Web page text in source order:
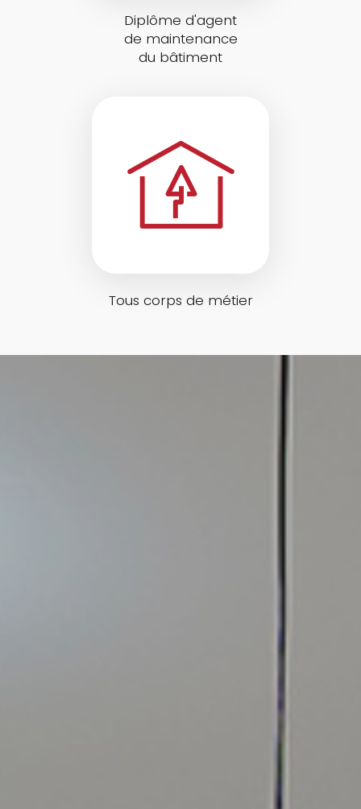
Diplôme d'agent
de maintenance
du bâtiment
Tous corps de métier